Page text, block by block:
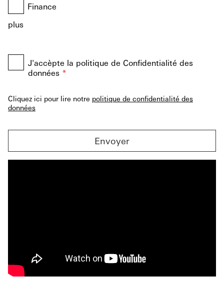
Finance
plus
J'accèpte la politique de Confidentialité des
données *
Cliquez ici pour lire notre politique de confidentialité des
données
Envoyer